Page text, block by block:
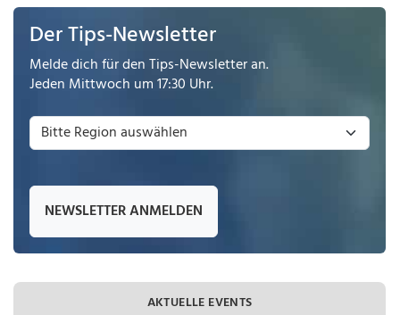
Der Tips-Newsletter
Melde dich für den Tips-Newsletter an.
Jeden Mittwoch um 17:30 Uhr.
NEWSLETTER ANMELDEN
AKTUELLE EVENTS